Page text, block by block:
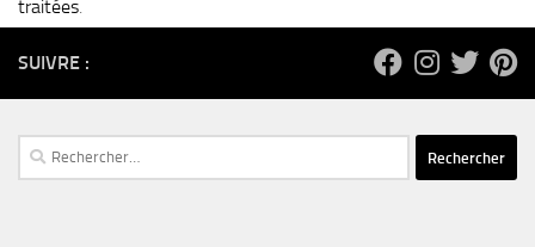
traitées.
SUIVRE :
Rechercher :